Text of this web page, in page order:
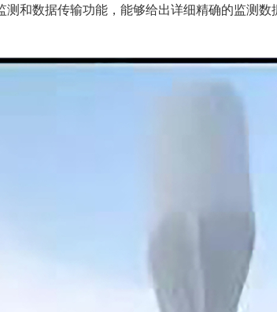
和数据传输功能，能够给出详细精确的监测